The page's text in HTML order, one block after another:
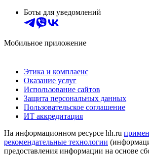
Боты для уведомлений
Мобильное приложение
Этика и комплаенс
Оказание услуг
Использование сайтов
Защита персональных данных
Пользовательское соглашение
ИТ аккредитация
На информационном ресурсе hh.ru
рекомендательные технологии
предоставления информации на основе